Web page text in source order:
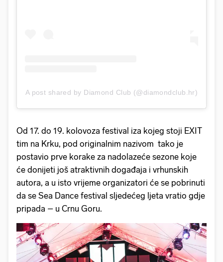
A post shared by Diamond Club (@diamondclub.hr)
Od 17. do 19. kolovoza festival iza kojeg stoji EXIT
tim na Krku, pod originalnim nazivom tako je
postavio prve korake za nadolazeće sezone koje
će donijeti još atraktivnih događaja i vrhunskih
autora, a u isto vrijeme organizatori će se pobrinuti
da se Sea Dance festival sljedećeg ljeta vratio gdje
pripada – u Crnu Goru.